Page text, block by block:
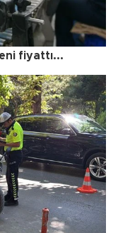
fiyattı...